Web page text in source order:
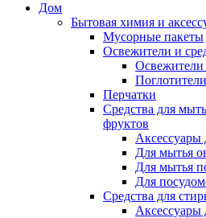
Дом
Бытовая химия и
Мусорные пакеты
Освежители и
Освежители
Перчатки
Средства для
фруктов
Аксессуары
Для мытья
Для мытья
Для
Средства для
Аксессуары